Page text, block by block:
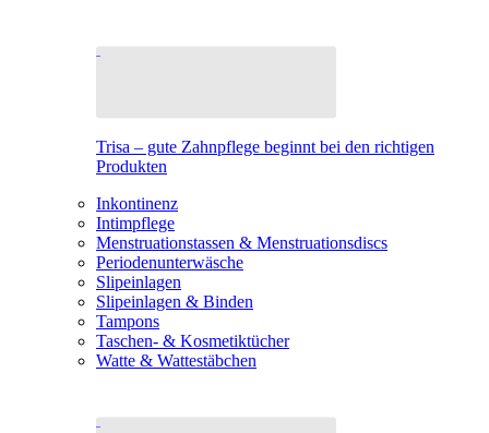
Trisa – gute Zahnpflege beginnt bei den richtigen
Produkten
Inkontinenz
Intimpflege
Menstruationstassen & Menstruationsdiscs
Periodenunterwäsche
Slipeinlagen
Slipeinlagen & Binden
Tampons
Taschen- & Kosmetiktücher
Watte & Wattestäbchen